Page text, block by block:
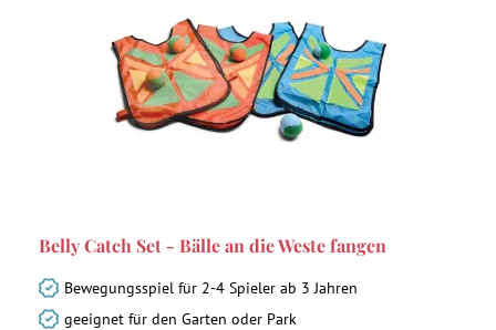
Belly Catch Set - Bälle an die Weste fangen
Bewegungsspiel für 2-4 Spieler ab 3 Jahren
geeignet für den Garten oder Park